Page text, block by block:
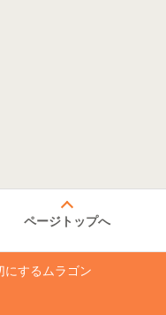
ページトップへ
にするムラゴン